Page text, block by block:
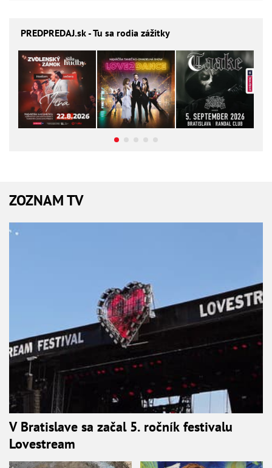
PREDPREDAJ.sk - Tu sa rodia zážitky
ZOZNAM TV
V Bratislave sa začal 5. ročník festivalu
Lovestream